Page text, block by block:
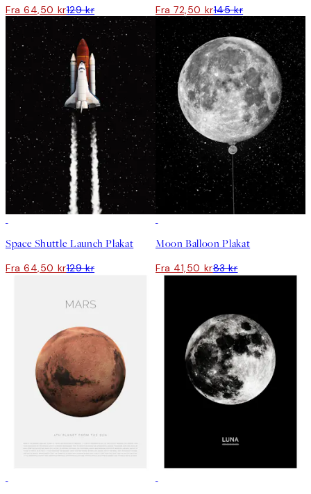
Fra 64,50 kr129 kr Fra 72,50 kr145 kr
Space Shuttle Launch Plakat
Fra 64,50 kr129 kr
Moon Balloon Plakat
Fra 41,50 kr83 kr